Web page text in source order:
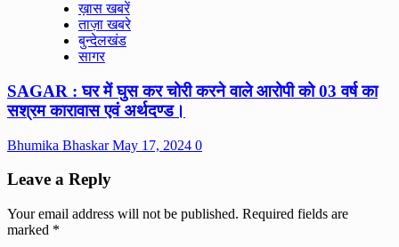
ख़ास खबरें
ताज़ा खबरे
बुन्देलखंड
सागर
SAGAR : घर में घुस कर चोरी करने वाले आरोपी को 03 वर्ष का
सश्रम कारावास एवं अर्थदण्ड।
Bhumika BhaskarMay 17, 2024 0
Leave a Reply
Your email address will not be published. Required fields are
marked *